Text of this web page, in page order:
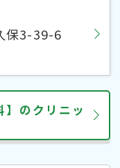
保3-39-6
】のクリニッ